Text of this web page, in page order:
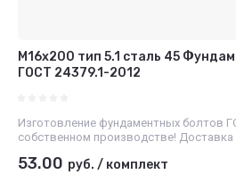
М16x200 тип 5.1 сталь 45
ГОСТ 24379.1-2012
Изготовление фундаментных болтов
собственном производстве!
53.00 руб. / комплект